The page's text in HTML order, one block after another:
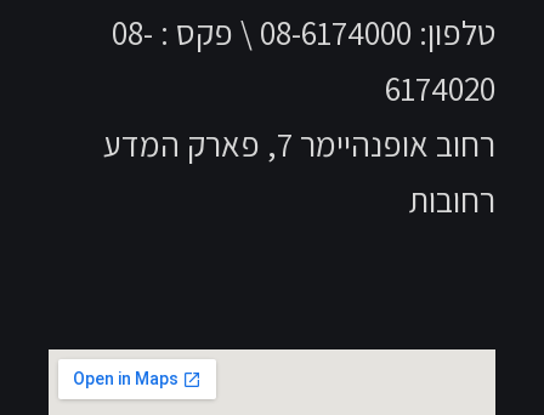
טלפון: 08-6174000 \ פקס : 08-
6174020
רחוב אופנהיימר 7, פארק המדע
רחובות